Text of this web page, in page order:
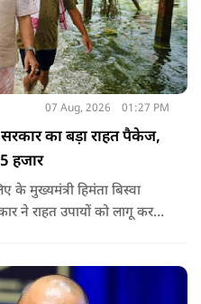
07 Aug, 2026 01:27 PM
का बड़ा राहत पैकेज,
हजार
ने राहत उपायों को लागू करना